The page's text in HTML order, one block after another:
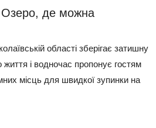
Озеро, де можна
області зберігає затишну
життя і водночас пропонує гостям
місць для швидкої зупинки на